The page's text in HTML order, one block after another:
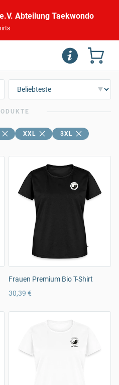
Abteilung Taekwondo
XXL
3XL
Frauen Premium Bio T-Shirt
30,39 €